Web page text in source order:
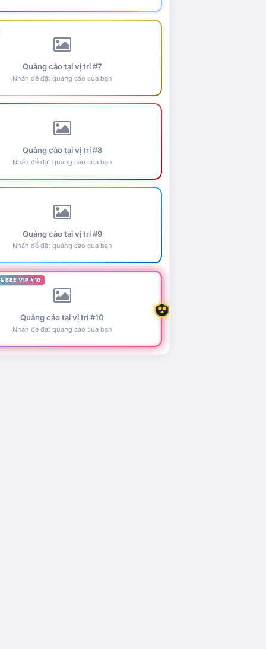
Quảng cáo tại vị trí #7
Nhấn để đặt quảng cáo của bạn
Quảng cáo tại vị trí #8
Nhấn để đặt quảng cáo của bạn
Quảng cáo tại vị trí #9
Nhấn để đặt quảng cáo của bạn
BEE VIP #10
Quảng cáo tại vị trí #10
Nhấn để đặt quảng cáo của bạn